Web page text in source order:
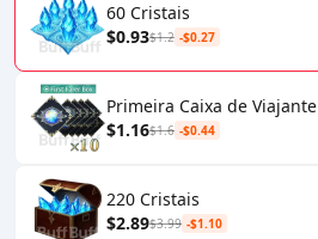
60 Cristais
$0.93$1.2 -$0.27
Primeira Caixa de Viajante
$1.16$1.6 -$0.44
220 Cristais
$2.89$3.99 -$1.10